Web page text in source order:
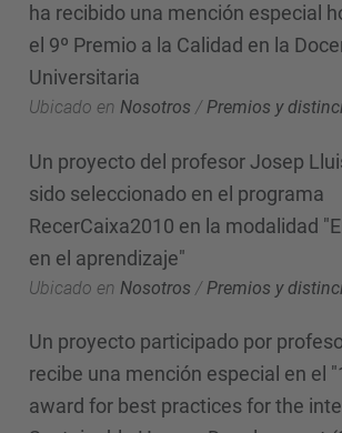
ha recibido una mención especial
el 9º Premio a la Calidad en la
Universitaria
Ubicado en Nosotros /Premios y
Un proyecto del profesor Josep
sido seleccionado en el programa
RecerCaixa2010 en la modalidad
en el aprendizaje"
Ubicado en Nosotros / Premios y
Un proyecto participado por
recibe una mención especial en el
award for best practices for the